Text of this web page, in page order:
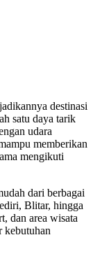
destinasi
satu daya tarik
udara
memberikan
mengikuti
dari berbagai
Blitar, hingga
dan area wisata
kebutuhan